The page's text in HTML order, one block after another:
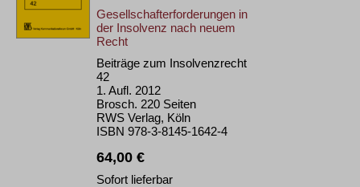
Gesellschafterforderungen in
der Insolvenz nach neuem
Recht
Beiträge zum Insolvenzrecht
42
1. Aufl. 2012
Brosch. 220 Seiten
RWS Verlag, Köln
ISBN 978-3-8145-1642-4
64,00 €
Sofort lieferbar